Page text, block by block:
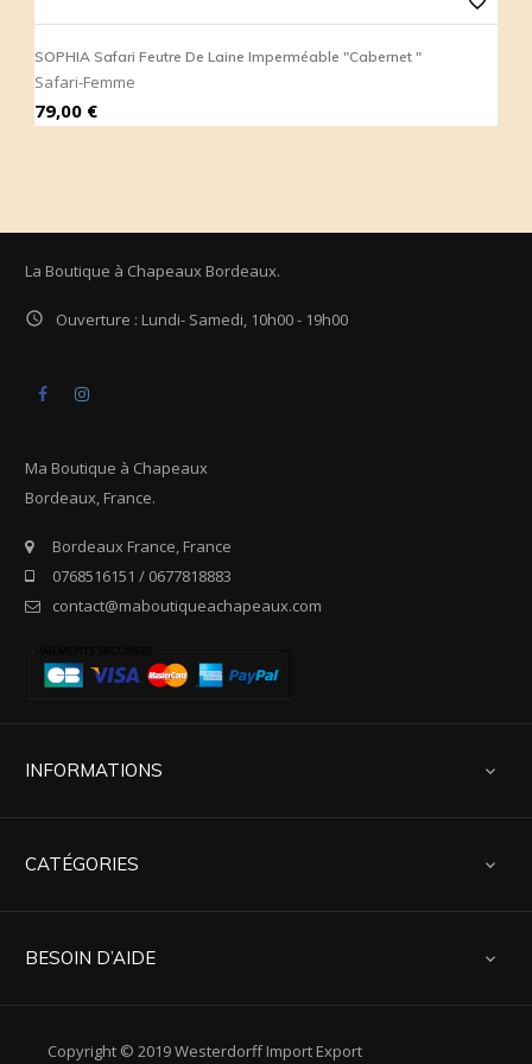
SOPHIA Safari Feutre De Laine Imperméable "Cabernet "
Safari-Femme
Prix
79,00 €
La Boutique à Chapeaux Bordeaux.
 Ouverture : Lundi- Samedi, 10h00 - 19h00
Facebook
Ma Boutique à Chapeaux
Bordeaux, France.
Bordeaux France, France
0768516151 / 0677818883
contact@maboutiqueachapeaux.com
INFORMATIONS 
CATÉGORIES 
BESOIN D’AIDE 
Copyright © 2019 Westerdorff Import Export